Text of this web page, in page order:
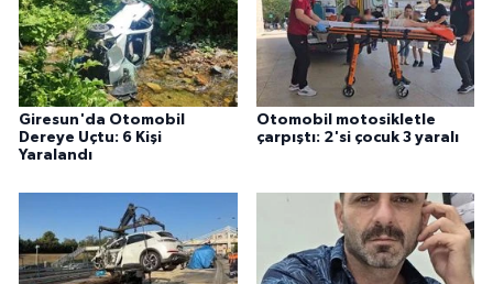
Giresun'da Otomobil
Dereye Uçtu: 6 Kişi
Yaralandı
Otomobil motosikletle
çarpıştı: 2'si çocuk 3 yaralı